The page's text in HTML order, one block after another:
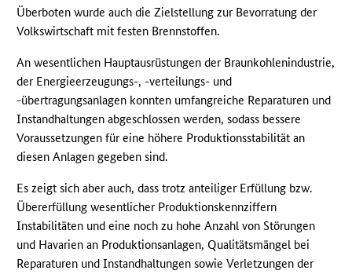
Überboten wurde auch die Zielstellung zur Bevorratung der
Volkswirtschaft mit festen Brennstoffen.
An wesentlichen Hauptausrüstungen der Braunkohlenindustrie,
der Energieerzeugungs-, -verteilungs- und
-übertragungsanlagen konnten umfangreiche Reparaturen und
Instandhaltungen abgeschlossen werden, sodass bessere
Voraussetzungen für eine höhere Produktionsstabilität an
diesen Anlagen gegeben sind.
Es zeigt sich aber auch, dass trotz anteiliger Erfüllung bzw.
Übererfüllung wesentlicher Produktionskennziffern
Instabilitäten und eine noch zu hohe Anzahl von Störungen
und Havarien an Produktionsanlagen, Qualitätsmängel bei
Reparaturen und Instandhaltungen sowie Verletzungen der